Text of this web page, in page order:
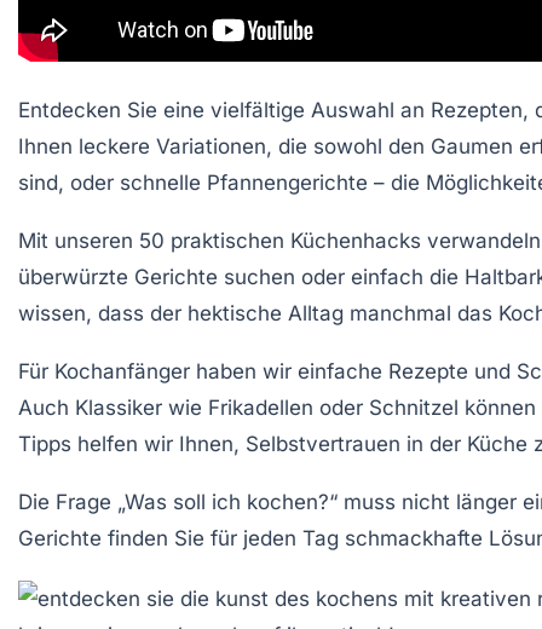
Entdecken Sie eine vielfältige Auswahl an Rezepten,
Ihnen leckere Variationen, die sowohl den Gaumen
sind, oder schnelle Pfannengerichte – die
Mit unseren 50 praktischen Küchenhacks
überwürzte Gerichte suchen oder einfach die
wissen, dass der hektische Alltag manchmal das
Für Kochanfänger haben wir einfache Rezepte und
Auch Klassiker wie Frikadellen oder Schnitzel
Tipps helfen wir Ihnen, Selbstvertrauen in der Küche
Die Frage „Was soll ich kochen?“ muss nicht
Gerichte finden Sie für jeden Tag schmackhafte